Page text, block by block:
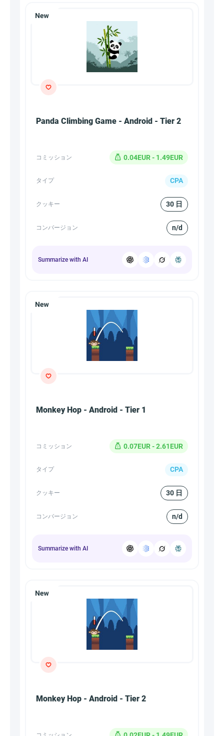
Panda Climbing Game - Android - Tier 2
コミッション 0.04EUR - 1.49EUR
タイプ CPA
クッキー 30 日
コンバージョン n/d
Summarize with AI
Monkey Hop - Android - Tier 1
コミッション 0.07EUR - 2.61EUR
タイプ CPA
クッキー 30 日
コンバージョン n/d
Summarize with AI
Monkey Hop - Android - Tier 2